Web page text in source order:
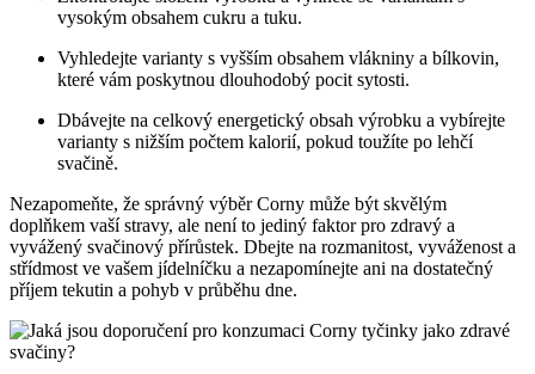
vysokým ⁤obsahem cukru a tuku.
Vyhledejte varianty s vyšším⁤ obsahem vlákniny a bílkovin,
které vám poskytnou dlouhodobý pocit sytosti.
Dbávejte na‍ celkový energetický obsah ‍výrobku a vybírejte
varianty⁤ s⁣ nižším počtem kalorií, pokud toužíte po lehčí
svačině.
Nezapomeňte, že správný výběr Corny‌ může být skvělým
doplňkem vaší stravy, ale ‍není to jediný faktor pro zdravý a
vyvážený svačinový přírůstek. Dbejte na rozmanitost, vyváženost a
⁣střídmost ve vašem jídelníčku‌ a nezapomínejte ani na dostatečný
příjem tekutin a⁤ pohyb v průběhu⁣ dne.